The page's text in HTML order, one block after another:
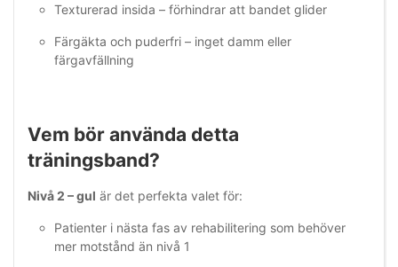
Texturerad insida – förhindrar att bandet glider
Färgäkta och puderfri – inget damm eller
färgavfällning
Vem bör använda detta
träningsband?
Nivå 2 – gul är det perfekta valet för:
Patienter i nästa fas av rehabilitering som behöver
mer motstånd än nivå 1